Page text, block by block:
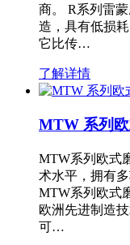
商。 R系列雷
造，具有低损
它比传…
了解详情
MTW 系列
MTW系列欧式
术水平，拥有
MTW系列欧式
欧洲先进制造
可…